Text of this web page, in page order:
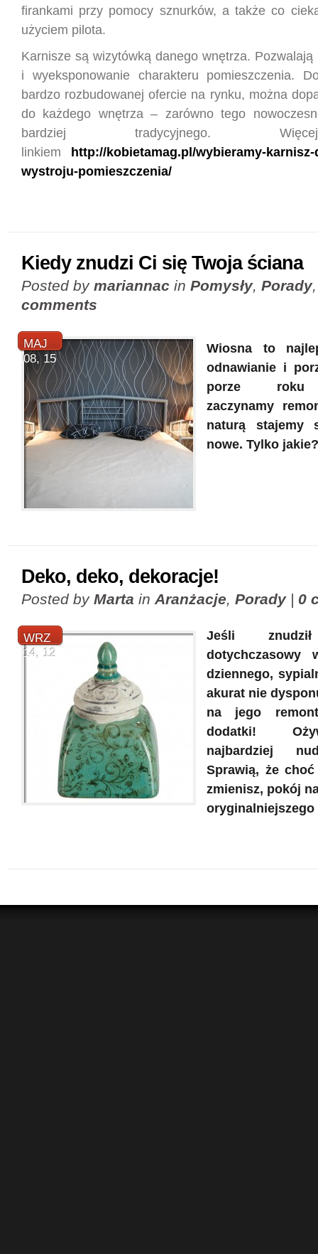
firankami przy pomocy sznurków, a także co
użyciem pilota.
Karnisze są wizytówką danego wnętrza. Pozwalają
i wyeksponowanie charakteru pomieszczenia.
bardzo rozbudowanej ofercie na rynku, można
do każdego wnętrza – zarówno tego
bardziej tradycyjnego.
linkiem
http://kobietamag.pl/wybieramy-
wystroju-pomieszczenia/
Kiedy znudzi Ci się Twoja ściana
Posted by mariannac in Pomysły, Porady
comments
MAJ
08, 15
Wiosna to
odnawianie i
porze roku
zaczynamy
naturą stajemy
nowe. Tylko jakie?
Deko, deko, dekoracje!
Posted by Marta in Aranżacje, Porady| 0
WRZ
14, 12
Jeśli
dotychczasowy
dziennego,
akurat nie
na jego
dodatki!
najbardziej
Sprawią, że
zmienisz, pokój
oryginalniejszego